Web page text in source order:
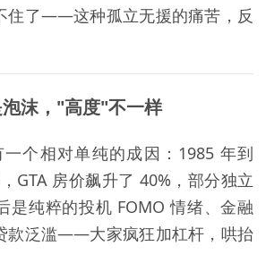
住了——这种孤立无援的痛苦，反
沫，"高度"不一样
个相对单纯的成因：1985 年到
GTA 房价飙升了 40%，部分独立
是纯粹的投机 FOMO 情绪、金融
款泛滥——大家疯狂加杠杆，哄抬